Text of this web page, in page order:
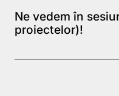
Ne vedem în
proiectelor)!